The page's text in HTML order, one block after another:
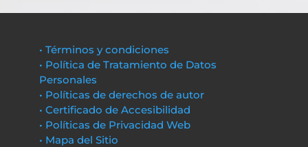
• Términos y condiciones
• Política de Tratamiento de Datos
Personales
• Políticas de derechos de autor
• Certificado de Accesibilidad
• Políticas de Privacidad Web
• Mapa del Sitio